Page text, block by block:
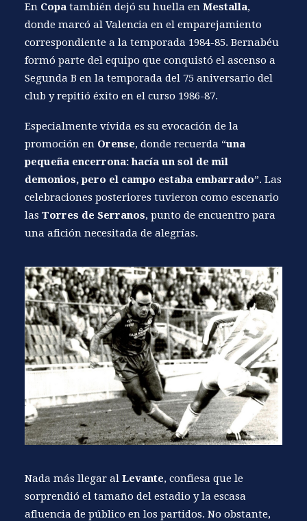
En Copa también dejó su huella en Mestalla,
donde marcó al Valencia en el emparejamiento
correspondiente a la temporada 1984-85. Bernabéu
formó parte del equipo que conquistó el ascenso a
Segunda B en la temporada del 75 aniversario del
club y repitió éxito en el curso 1986-87.
Especialmente vívida es su evocación de la
promoción en Orense, donde recuerda “una
pequeña encerrona: hacía un sol de mil
demonios, pero el campo estaba embarrado”. Las
celebraciones posteriores tuvieron como escenario
las Torres de Serranos, punto de encuentro para
una afición necesitada de alegrías.
Nada más llegar al Levante, confiesa que le
sorprendió el tamaño del estadio y la escasa
afluencia de público en los partidos. No obstante,